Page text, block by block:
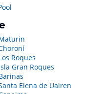
Roques
Gran Roques
Elena de Uairen